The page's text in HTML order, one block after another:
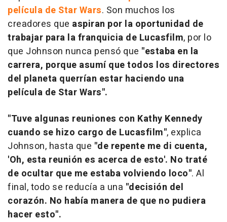
película de Star Wars. Son muchos los
creadores que aspiran por la oportunidad de
trabajar para la franquicia de Lucasfilm, por lo
que Johnson nunca pensó que "estaba en la
carrera, porque asumí que todos los directores
del planeta querrían estar haciendo una
película de Star Wars".
"Tuve algunas reuniones con Kathy Kennedy
cuando se hizo cargo de Lucasfilm", explica
Johnson, hasta que "de repente me di cuenta,
'Oh, esta reunión es acerca de esto'. No traté
de ocultar que me estaba volviendo loco". Al
final, todo se reducía a una "decisión del
corazón. No había manera de que no pudiera
hacer esto".